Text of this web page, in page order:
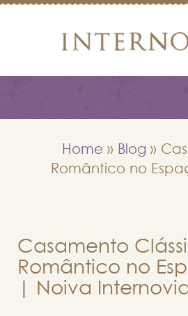
Home » Blog »
Romântico no
Casamento
Romântico no
| Noiva